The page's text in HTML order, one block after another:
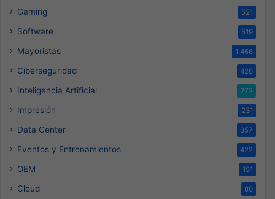
Gaming 521
Software 519
Mayoristas 1.466
Ciberseguridad 426
Inteligencia Artificial 272
Impresión 231
Data Center 357
Eventos y Entrenamientos 422
OEM 191
Cloud 80